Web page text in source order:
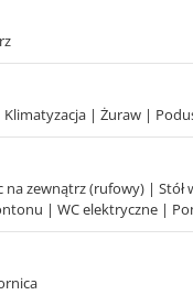
Klimatyzacja | Żuraw |
na zewnątrz (rufowy) | Stół
| WC elektryczne |